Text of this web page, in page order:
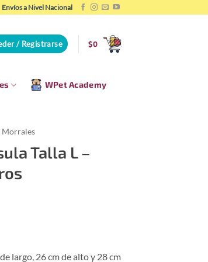
Envíos a Nivel Nacional
/ Registrarse $0
WPet Academy
Morrales
Talla L –
largo, 26 cm de alto y 28 cm